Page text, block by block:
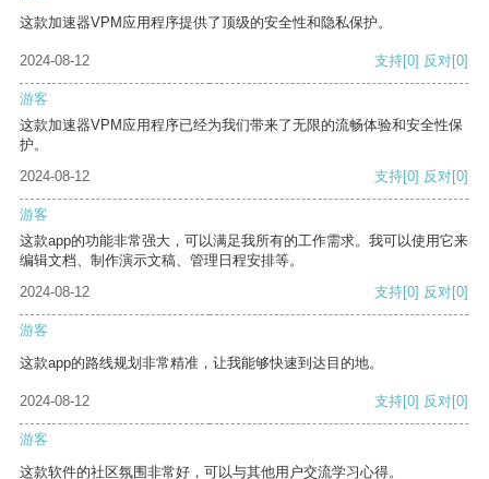
这款加速器VPM应用程序提供了顶级的安全性和隐私保护。
2024-08-12 支持[0] 反对[0]
游客
这款加速器VPM应用程序已经为我们带来了无限的流畅体验和安全性保
护。
2024-08-12
支持[0] 反对[0]
游客
这款app的功能非常强大，可以满足我所有的工作需求。我可以使用它来
编辑文档、制作演示文稿、管理日程安排等。
2024-08-12
支持[0] 反对[0]
游客
这款app的路线规划非常精准，让我能够快速到达目的地。
2024-08-12 支持[0] 反对[0]
游客
这款软件的社区氛围非常好，可以与其他用户交流学习心得。